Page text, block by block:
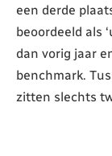
een derde
beoordeeld als
dan vorig jaar
benchmark.
zitten slechts